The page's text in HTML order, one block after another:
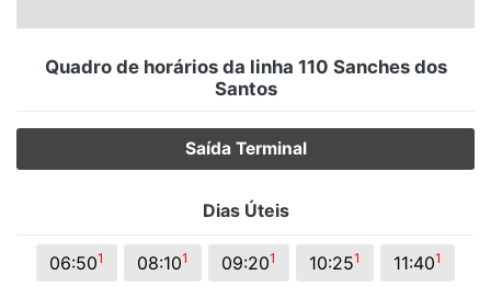
Quadro de horários da linha 110 Sanches dos
Santos
Saída Terminal
Dias Úteis
06:501 08:101 09:201 10:251 11:401